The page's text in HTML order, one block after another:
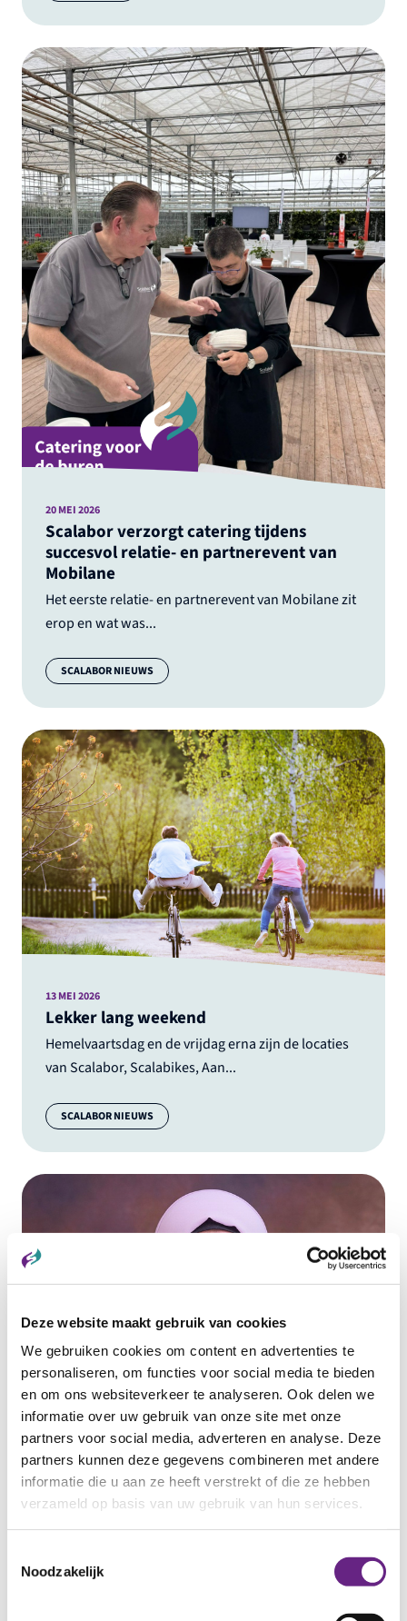
Deze website maakt gebruik van cookies
We gebruiken cookies om content en advertenties te
personaliseren, om functies voor social media te bieden
en om ons websiteverkeer te analyseren. Ook delen we
informatie over uw gebruik van onze site met onze
partners voor social media, adverteren en analyse. Deze
partners kunnen deze gegevens combineren met andere
informatie die u aan ze heeft verstrekt of die ze hebben
verzameld op basis van uw gebruik van hun services.
Noodzakelijk
Scalabor verzorgt catering tijdens
succesvol relatie- en partnerevent van
Mobilane
Het eerste relatie- en partnerevent van Mobilane zit
erop en wat was...
20 MEI 2026
Categorie:
SCALABOR NIEUWS
Lekker lang weekend
Hemelvaartsdag en de vrijdag erna zijn de locaties
van Scalabor, Scalabikes, Aan...
13 MEI 2026
Categorie:
SCALABOR NIEUWS
Maak kennis met Samar
Samar Alkhaled is een krachtige en vastberaden
vrouw met een indrukwekkend verhaal....